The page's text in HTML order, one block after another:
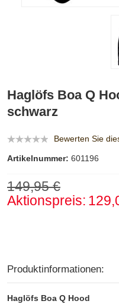
Haglöfs Boa Q
schwarz
Bewerten Sie
Artikelnummer: 601196
149,95 €
Aktionspreis:
Produktinformationen:
Haglöfs Boa Q Hood